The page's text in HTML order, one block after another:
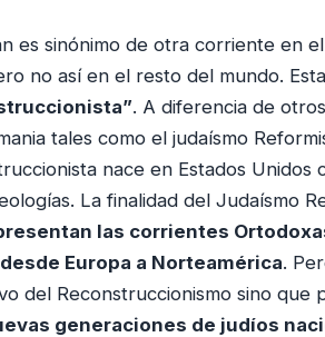
es sinónimo de otra corriente en
no así en el resto del mundo.
. A diferencia de
tales como el judaísmo
nace en Estados
La finalidad del Judaísmo
las corrientes
Europa a Norteamérica.
del Reconstruccionismo sino que
generaciones de judíos